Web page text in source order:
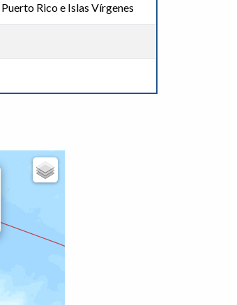
Rico e Islas Vírgenes